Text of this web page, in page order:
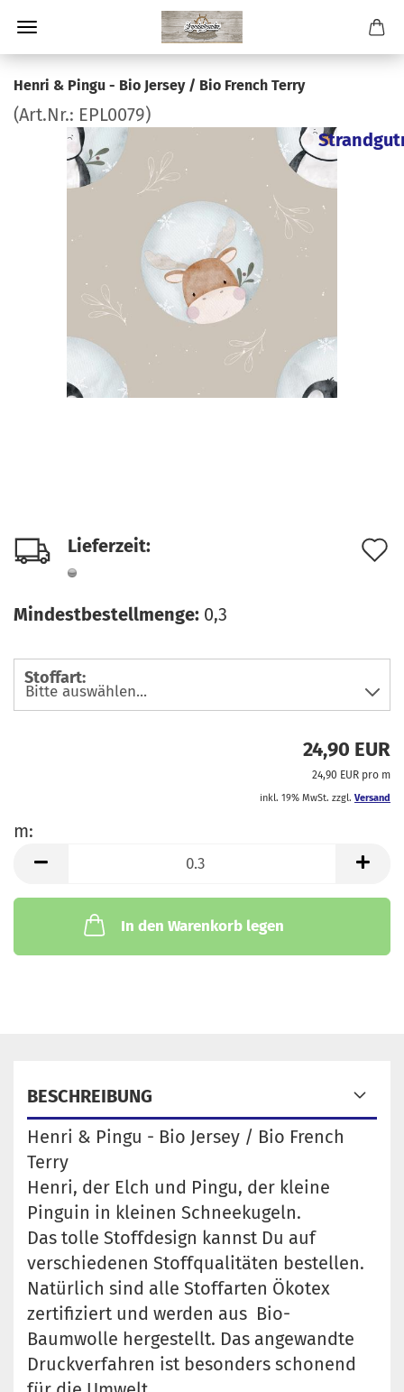
Henri & Pingu - Bio Jersey / Bio French Terry
(Art.Nr.: EPL0079)
Lieferzeit:
Mindestbestellmenge: 0,3
Stoffart:
24,90 EUR
24,90 EUR pro m
inkl. 19% MwSt. zzgl. Versand
m:
In den Warenkorb legen
BESCHREIBUNG
Henri & Pingu - Bio Jersey / Bio French
Terry
Henri, der Elch und Pingu, der kleine
Pinguin in kleinen Schneekugeln.
Das tolle Stoffdesign kannst Du auf
verschiedenen Stoffqualitäten bestellen.
Natürlich sind alle Stoffarten Ökotex
zertifiziert und werden aus Bio-
Baumwolle hergestellt. Das angewandte
Druckverfahren ist besonders schonend